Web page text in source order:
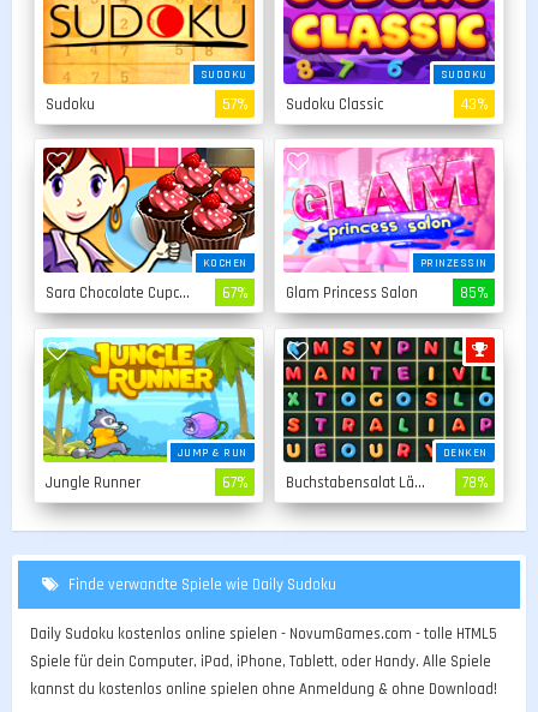
SUDOKU
Sudoku 57%
SUDOKU
Sudoku Classic 43%
KOCHEN
Sara Chocolate Cupcakes 67%
PRINZESSIN
Glam Princess Salon 85%
JUMP & RUN
Jungle Runner 67%
DENKEN
Buchstabensalat Länder 78%
Finde verwandte Spiele wie Daily Sudoku
Daily Sudoku kostenlos online spielen - NovumGames.com - tolle HTML5
Spiele für dein Computer, iPad, iPhone, Tablett, oder Handy. Alle Spiele
kannst du kostenlos online spielen ohne Anmeldung & ohne Download!